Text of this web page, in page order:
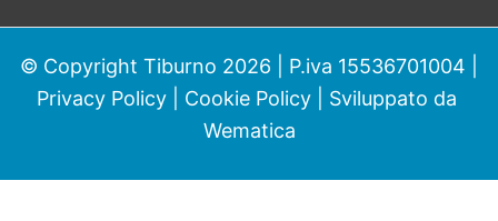
© Copyright Tiburno 2026 | P.iva 15536701004 |
Privacy Policy| Cookie Policy| Sviluppato da
Wematica